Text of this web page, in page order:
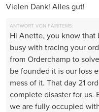
Vielen Dank! Alles gut!
ANTWORT VON FAIRITEMS:
Hi Anette, you know that
busy with tracing your
from Orderchamp to
be founded it is our loss
mess of it. That day 21
complete disaster for us.
we are fully occupied